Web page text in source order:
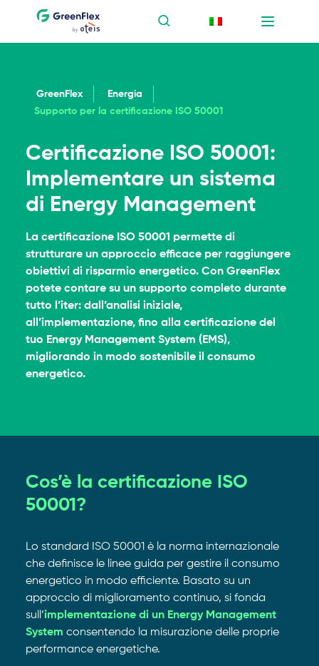
GreenFlex
Energia
Supporto per la certificazione ISO 50001
Certificazione ISO 50001:
Implementare un sistema
di Energy Management
La certificazione ISO 50001 permette di
strutturare un approccio efficace per raggiungere
obiettivi di risparmio energetico. Con GreenFlex
potete contare su un supporto completo durante
tutto l’iter: dall’analisi iniziale,
all’implementazione, fino alla certificazione del
tuo Energy Management System (EMS),
migliorando in modo sostenibile il consumo
energetico.
Cos’è la certificazione ISO
50001?
Lo standard ISO 50001 è la norma internazionale
che definisce le linee guida per gestire il consumo
energetico in modo efficiente. Basato su un
approccio di miglioramento continuo, si fonda
sull’implementazione di un Energy Management
System consentendo la misurazione delle proprie
performance energetiche.